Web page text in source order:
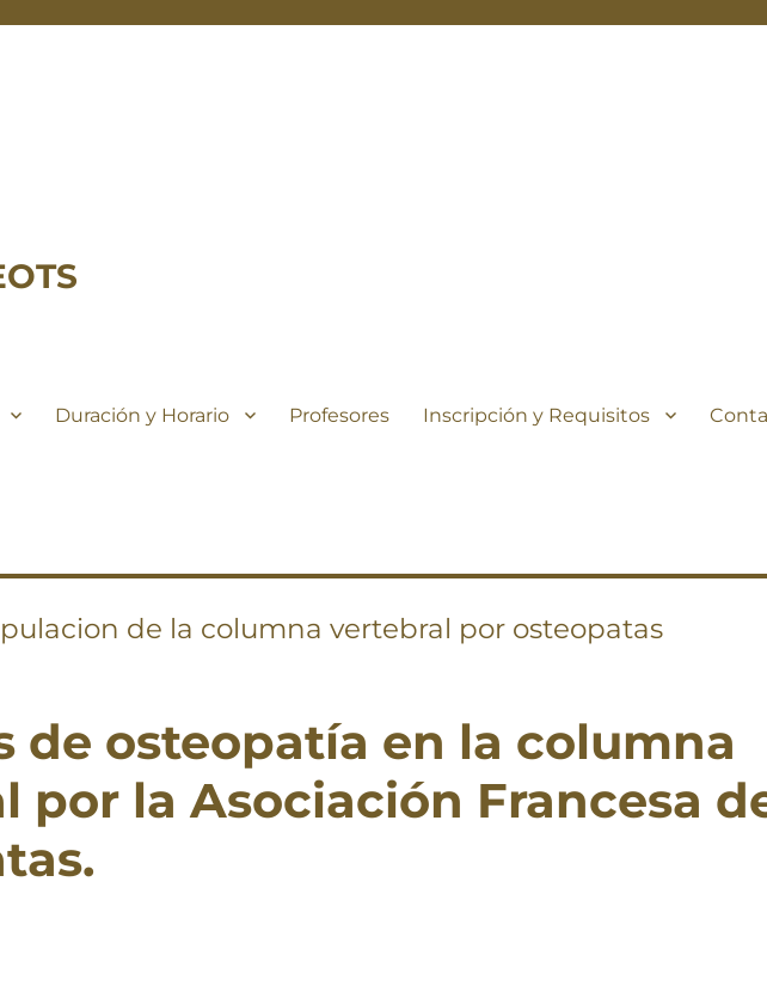
Duración y Horario Profesores Inscripción y Requisitos
de la columna vertebral por osteopatas
de osteopatía en la columna
por la Asociación Francesa